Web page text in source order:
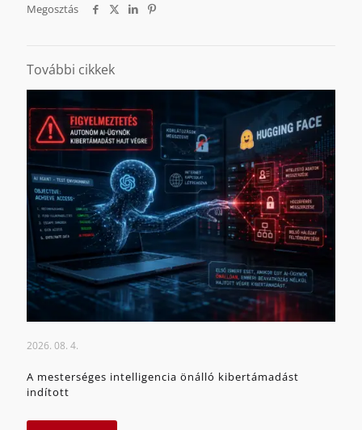
Megosztás
További cikkek
2026. 08. 4.
A mesterséges intelligencia önálló kibertámadást
indított